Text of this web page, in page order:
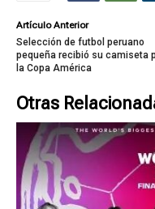
Artículo Anterior
Selección de futbol peruano
pequeña recibió su camiseta
la Copa América
Otras